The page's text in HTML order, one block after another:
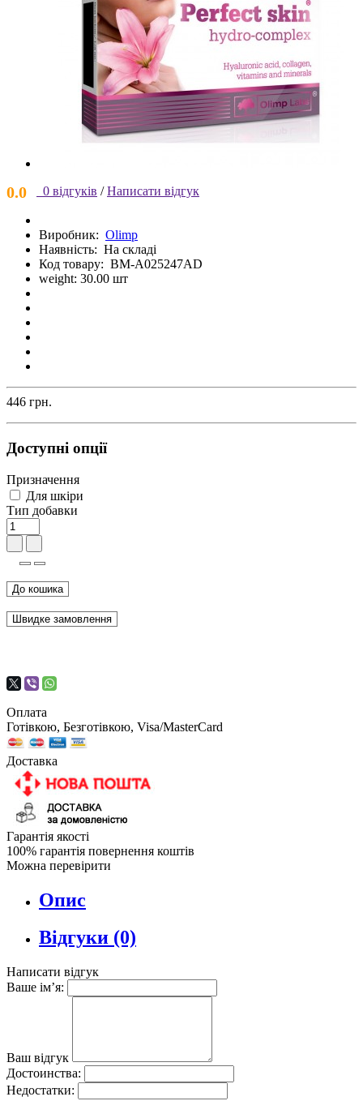
0.0 0 відгуків / Написати відгук
Виробник: Olimp
Наявність: На складі
Код товару: BM-A025247AD
weight: 30.00 шт
446 грн.
Доступні опції
Призначення
Для шкіри
Тип добавки
До кошика
Швидке замовлення
Оплата
Готівкою, Безготівкою, Visa/MasterCard
Доставка
Гарантія якості
100% гарантія повернення коштів
Можна перевірити
Опис
Відгуки (0)
Написати відгук
Ваше ім’я:
Ваш відгук
Достоинства:
Недостатки: